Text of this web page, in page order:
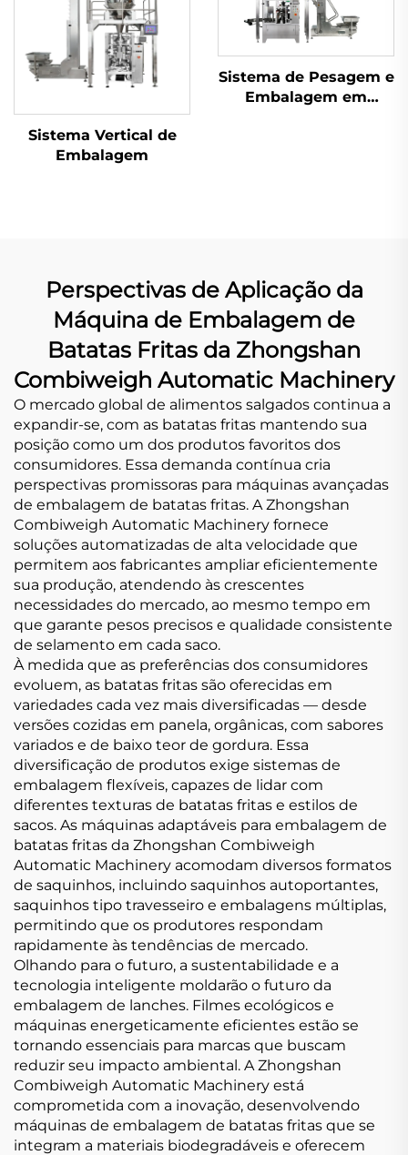
Sistema Vertical de
Embalagem
Sistema de Pesagem e
Embalagem em
Perspectivas de Aplicação da
Máquina de Embalagem de
Batatas Fritas da Zhongshan
Combiweigh Automatic Machinery
O mercado global de alimentos salgados continua a
expandir-se, com as batatas fritas mantendo sua
posição como um dos produtos favoritos dos
consumidores. Essa demanda contínua cria
perspectivas promissoras para máquinas avançadas
de embalagem de batatas fritas. A Zhongshan
Combiweigh Automatic Machinery fornece
soluções automatizadas de alta velocidade que
permitem aos fabricantes ampliar eficientemente
sua produção, atendendo às crescentes
necessidades do mercado, ao mesmo tempo em
que garante pesos precisos e qualidade consistente
de selamento em cada saco.
À medida que as preferências dos consumidores
evoluem, as batatas fritas são oferecidas em
variedades cada vez mais diversificadas — desde
versões cozidas em panela, orgânicas, com sabores
variados e de baixo teor de gordura. Essa
diversificação de produtos exige sistemas de
embalagem flexíveis, capazes de lidar com
diferentes texturas de batatas fritas e estilos de
sacos. As máquinas adaptáveis para embalagem de
batatas fritas da Zhongshan Combiweigh
Automatic Machinery acomodam diversos formatos
de saquinhos, incluindo saquinhos autoportantes,
saquinhos tipo travesseiro e embalagens múltiplas,
permitindo que os produtores respondam
rapidamente às tendências de mercado.
Olhando para o futuro, a sustentabilidade e a
tecnologia inteligente moldarão o futuro da
embalagem de lanches. Filmes ecológicos e
máquinas energeticamente eficientes estão se
tornando essenciais para marcas que buscam
reduzir seu impacto ambiental. A Zhongshan
Combiweigh Automatic Machinery está
comprometida com a inovação, desenvolvendo
máquinas de embalagem de batatas fritas que se
integram a materiais biodegradáveis e oferecem